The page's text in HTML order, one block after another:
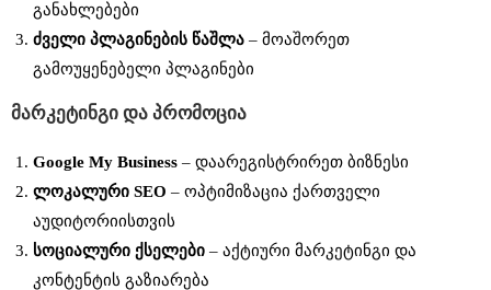
განახლებები
ძველი პლაგინების წაშლა – მოაშორეთ
გამოუყენებელი პლაგინები
მარკეტინგი და პრომოცია
Google My Business – დაარეგისტრირეთ ბიზნესი
ლოკალური SEO – ოპტიმიზაცია ქართველი
აუდიტორიისთვის
სოციალური ქსელები – აქტიური მარკეტინგი და
კონტენტის გაზიარება